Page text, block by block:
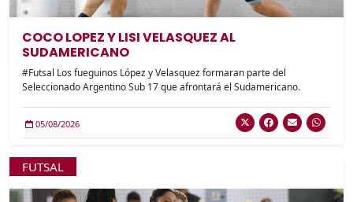
COCO LOPEZ Y LISI VELASQUEZ AL
SUDAMERICANO
#Futsal Los fueguinos López y Velasquez formaran parte del
Seleccionado Argentino Sub 17 que afrontará el Sudamericano.
05/08/2026
FUTSAL